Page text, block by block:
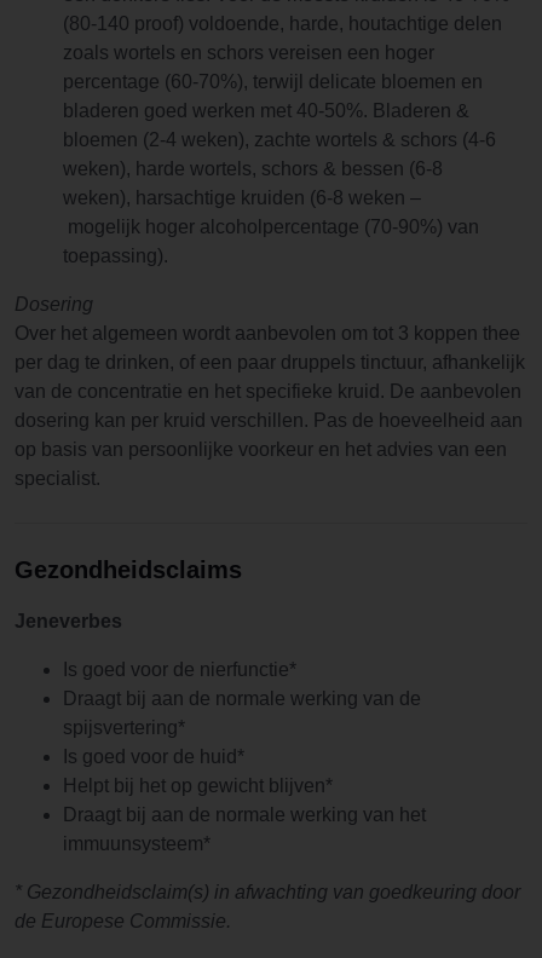
(80-140 proof) voldoende, harde, houtachtige delen
zoals wortels en schors vereisen een hoger
percentage (60-70%), terwijl delicate bloemen en
bladeren goed werken met 40-50%. Bladeren &
bloemen (2-4 weken), zachte wortels & schors (4-6
weken), harde wortels, schors & bessen (6-8
weken), harsachtige kruiden (6-8 weken –
mogelijk hoger alcoholpercentage (70-90%) van
toepassing).
Dosering
Over het algemeen wordt aanbevolen om tot 3 koppen thee
per dag te drinken, of een paar druppels tinctuur, afhankelijk
van de concentratie en het specifieke kruid. De aanbevolen
dosering kan per kruid verschillen. Pas de hoeveelheid aan
op basis van persoonlijke voorkeur en het advies van een
specialist.
Gezondheidsclaims
Jeneverbes
Is goed voor de nierfunctie*
Draagt bij aan de normale werking van de
spijsvertering*
Is goed voor de huid*
Helpt bij het op gewicht blijven*
Draagt bij aan de normale werking van het
immuunsysteem*
* Gezondheidsclaim(s) in afwachting van goedkeuring door
de Europese Commissie.